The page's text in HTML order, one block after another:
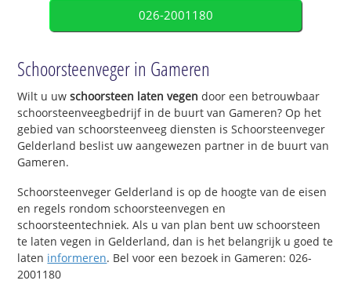
026-2001180
Schoorsteenveger in Gameren
Wilt u uwschoorsteen laten vegen door een betrouwbaar
schoorsteenveegbedrijf in de buurt van Gameren? Op het
gebied van schoorsteenveeg diensten is Schoorsteenveger
Gelderland beslist uw aangewezen partner in de buurt van
Gameren.
Schoorsteenveger Gelderland is op de hoogte van de eisen
en regels rondom schoorsteenvegen en
schoorsteentechniek. Als u van plan bent uw schoorsteen
te laten vegen in Gelderland, dan is het belangrijk u goed te
laten informeren. Bel voor een bezoek in Gameren: 026-
2001180